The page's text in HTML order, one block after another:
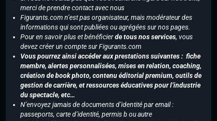
merci de prendre contact avec nous
Figurants.com n’est pas organisateur, mais modérateur des
informations qui sont publiées ou agrégées sur nos pages.
Pour en savoir plus et bénéficierde tous nos services, vous
devez créer un compte sur Figurants.com
Vous pourrez ainsi accéder aux prestations suivantes : fiche
membre, alertes personnalisées, mises en relation, coaching,
création de book photo, contenu éditorial premium, outils de
gestion de carrière, et ressources éducatives pour l’industrie
du spectacle, etc…
N’envoyez jamais de documents d’identité par email :
passeports, carte d’identité, permis b ou autre